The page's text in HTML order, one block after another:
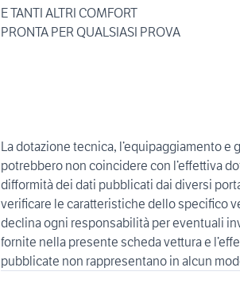
E TANTI ALTRI COMFORT
PRONTA PER QUALSIASI PROVA
La dotazione tecnica, l’equipaggiamento
potrebbero non coincidere con l’effettiva
difformità dei dati pubblicati dai diversi
verificare le caratteristiche dello specifico
declina ogni responsabilità per eventuali
fornite nella presente scheda vettura e